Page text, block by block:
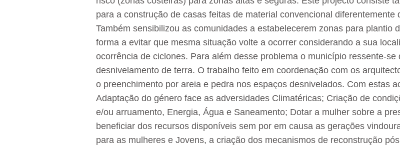
para a construção de casas feitas de material convencional
Também sensibilizou as comunidades a estabelecerem zonas para plantio
forma a evitar que mesma situação volte a ocorrer considerando a sua
ocorrência de ciclones. Para além desse problema o município ressente-
desnivelamento de terra. O trabalho feito em coordenação com os
o preenchimento por areia e pedra nos espaços desnivelados. Com estas
Adaptação do género face as adversidades Climatéricas; Criação de
e/ou arruamento, Energia, Água e Saneamento; Dotar a mulher sobre a
beneficiar dos recursos disponíveis sem por em causa as gerações
para as mulheres e Jovens, a criação dos mecanismos de reconstrução